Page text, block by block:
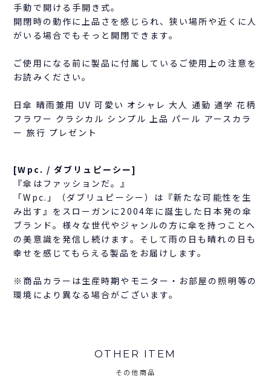
手動で開ける手開き式。
開閉時の動作に上品さを感じられ、狭い場所や近くに人
がいる場合でもそっと開閉できます。
ご使用になる前に製品に付属しているご使用上の注意を
お読みください。
日傘 晴雨兼用 UV 可愛い オシャレ 大人 通勤 通学 花柄
フラワー クラシカル シンプル 上品 パール アースカラ
ー 旅行 プレゼント
[Wpc. / ダブリュピーシー]
『傘はファッションだ。』
「Wpc.」（ダブリュピーシー）は『新たな可能性を生
み出す』をスローガンに2004年に誕生した日本発の傘
ブランド。様々な世代やジャンルの方に傘を持つことへ
の美意識を発信し続けます。そして雨の日も晴れの日も
幸せを感じてもらえる製品をお届けします。
※商品カラーは生産時期やモニター・お部屋の照明等の
環境により異なる場合がございます。
OTHER ITEM
その他商品